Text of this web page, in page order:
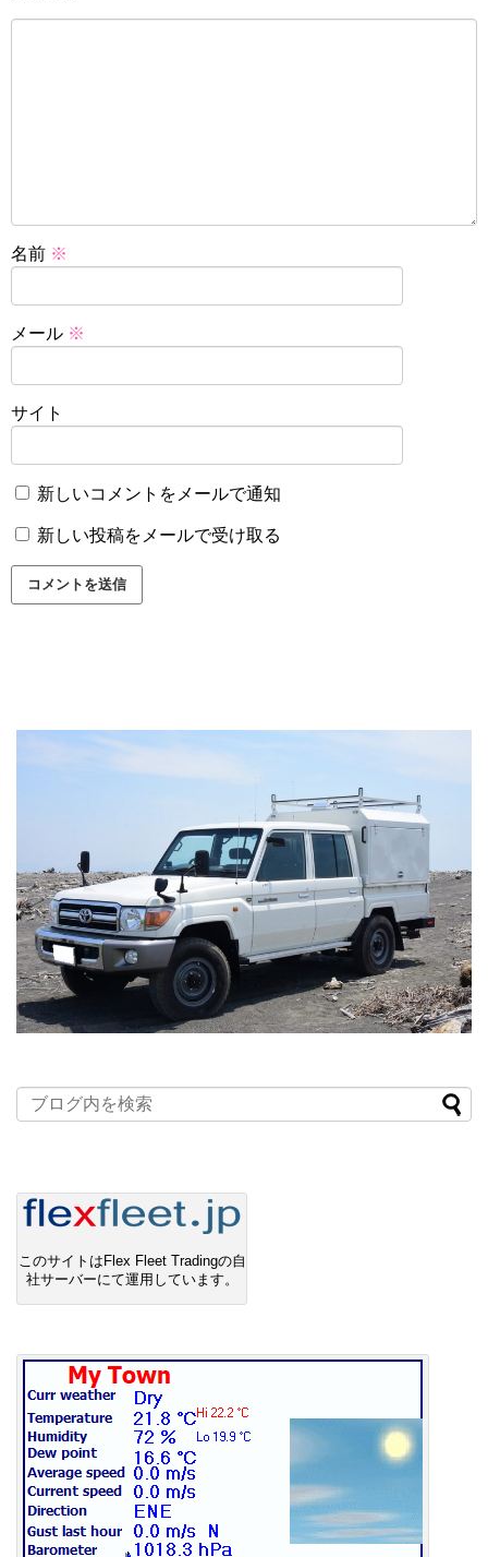
名前 ※
メール ※
サイト
新しいコメントをメールで通知
新しい投稿をメールで受け取る
このサイトはFlex Fleet Tradingの自
社サーバーにて運用しています。